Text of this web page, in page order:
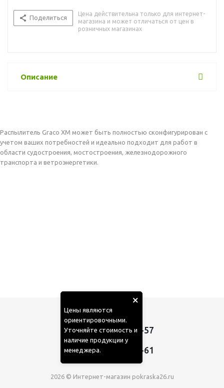
Поделиться
Цена действительна только для интернет-
магазина и может отличаться от цен в
розничных магазинах
Описание
Распылитель Graco XM может быть полностью сконфигурирован с
учетом ваших потребностей и идеально подходит для работ в
области судостроения, мостостроения, железнодорожного
транспорта и ветроэнергетики.
+7 (910) 050-42-57
,
+7 (985) 410-65-61
2026 © Интернет-магазин pokraska26.ru
×
Цены являются
ориентировочными.
Уточняйте стоимость и
наличие продукции у
менеджера.